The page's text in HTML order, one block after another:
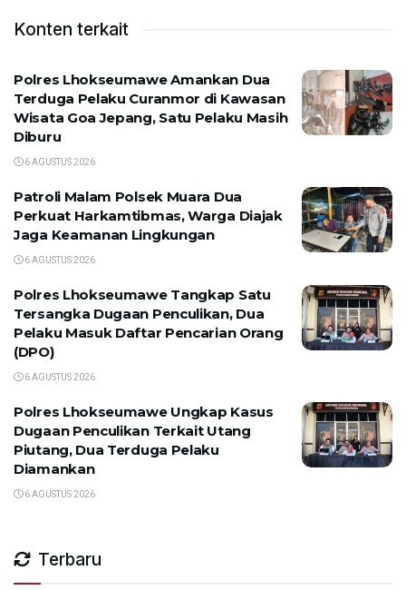
Konten terkait
Polres Lhokseumawe Amankan Dua
Terduga Pelaku Curanmor di Kawasan
Wisata Goa Jepang, Satu Pelaku Masih
Diburu
6 AGUSTUS 2026
Patroli Malam Polsek Muara Dua
Perkuat Harkamtibmas, Warga Diajak
Jaga Keamanan Lingkungan
6 AGUSTUS 2026
Polres Lhokseumawe Tangkap Satu
Tersangka Dugaan Penculikan, Dua
Pelaku Masuk Daftar Pencarian Orang
(DPO)
6 AGUSTUS 2026
Polres Lhokseumawe Ungkap Kasus
Dugaan Penculikan Terkait Utang
Piutang, Dua Terduga Pelaku
Diamankan
6 AGUSTUS 2026
Terbaru